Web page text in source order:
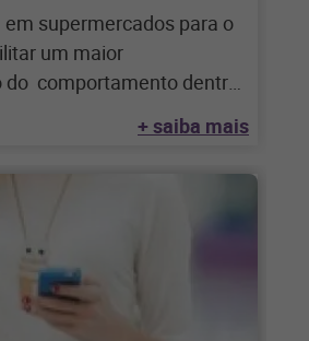
supermercados para o
um maior
do comportamento dentro
+ saiba mais